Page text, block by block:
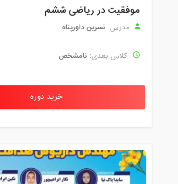
موفقیت در ریاضی ششم
مدرس: نسرین داورپناه
کلاس بعدی: نامشخص
خرید دوره